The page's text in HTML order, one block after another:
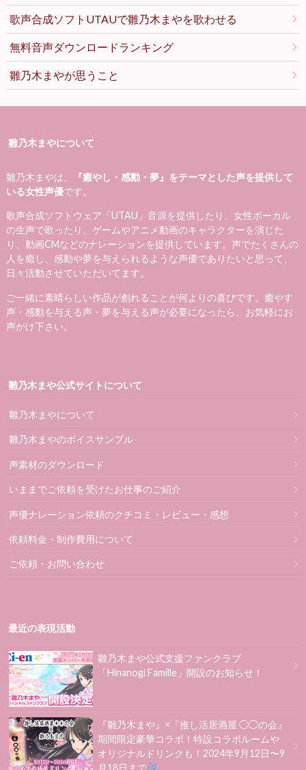
歌声合成ソフトUTAUで雛乃木まやを歌わせる
無料音声ダウンロードランキング
雛乃木まやが思うこと
雛乃木まやについて
雛乃木まやは、
『癒やし・感動・夢』をテーマとした声を提供して
いる女性声優です。
歌声合成ソフトウェア「UTAU」音源を提供したり、女性ボーカル
の生声で歌ったり、ゲームやアニメ動画のキャラクターを演じた
り、動画CMなどのナレーションを提供しています。声でたくさんの
人を癒し、感動や夢を与えられるような声優でありたいと思って、
日々活動させていただいてます。
ご一緒に素晴らしい作品が創れることが何よりの喜びです。癒やす
声・感動を与える声・夢を与える声が必要になったら、お気軽にお
声がけ下さい。
雛乃木まや公式サイトについて
雛乃木まやについて
雛乃木まやのボイスサンプル
声素材のダウンロード
いままでご依頼を受けたお仕事のご紹介
声優ナレーション依頼のクチコミ・レビュー・感想
依頼料金・制作費用について
ご依頼・お問い合わせ
最近の表現活動
雛乃木まや公式支援ファンクラブ
「Hinanogi Famille」開設のお知らせ！
『雛乃木まや』×『推し活居酒屋 ◯◯の会』
期間限定豪華コラボ！特設コラボルームや
オリジナルドリンクも！2024年9月12日〜9
月18日まで